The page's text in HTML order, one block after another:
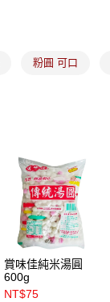
粉圓 可口
賞味佳純米湯圓
600g
NT$75